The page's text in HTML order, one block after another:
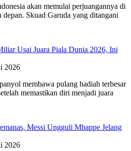
akan memulai perjuangannya di
Skuad Garuda yang ditangani
Usai Juara Piala Dunia 2026, Ini
2026
membawa pulang hadiah terbesar
memastikan diri menjadi juara
Messi Ungguli Mbappe Jelang
2026